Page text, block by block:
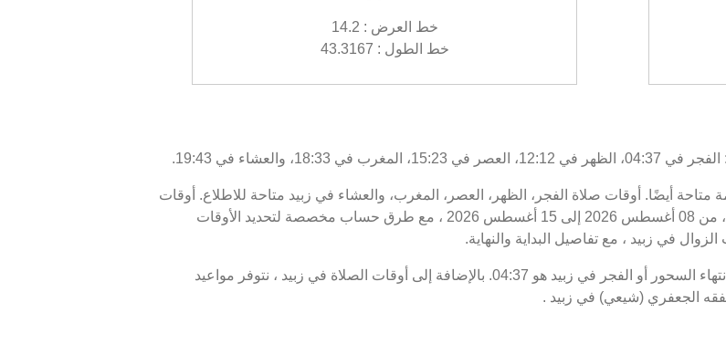
خط العرض : 14.2
خط الطول : 43.3167
متاحة أيضًا. أوقات صلاة الفجر، الظهر، العصر، المغرب، والعشاء في زبيد متاحة للاطلاع. أوقات
الصلاة اليوم، 23 صفر 1448 ، وبرنامج الأيام السبعة القادمة، من 08 أغسطس 2026 إلى 15 أغسطس 2026 ، مع طرق حساب مخصصة لتحديد الأوقات
في زبيد ، مع تفاصيل البداية والنهاية.
موعد غروب الشمس أو الإفطار في زبيد هو 18:33، ووقت انتهاء السحور أو الفجر في زبيد هو 04:37. بالإضافة إلى أوقات الصلاة في زبيد ، نتوفر مواعيد
الجعفري (شيعي) في زبيد .